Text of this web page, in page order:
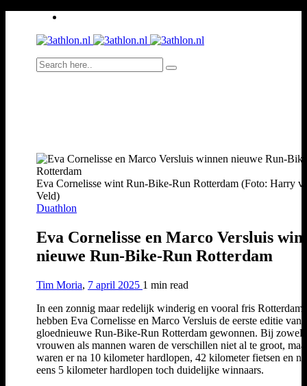
Eva Cornelisse wint Run-Bike-Run Rotterdam (Foto: Harry
Veld)
Duathlon
Eva Cornelisse en Marco Versluis
nieuwe Run-Bike-Run Rotterdam
Tim Moria, 7 april 2025 1 min read
In een zonnig maar redelijk winderig en vooral fris Rotterdam,
hebben Eva Cornelisse en Marco Versluis de eerste editie van
gloednieuwe Run-Bike-Run Rotterdam gewonnen. Bij zowel
vrouwen als mannen waren de verschillen niet al te groot,
waren er na 10 kilometer hardlopen, 42 kilometer fietsen en
eens 5 kilometer hardlopen toch duidelijke winnaars.